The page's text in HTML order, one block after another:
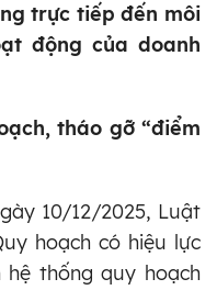
trực tiếp đến môi
động của doanh
tháo gỡ “điểm
10/12/2025, Luật
hoạch có hiệu lực
thống quy hoạch